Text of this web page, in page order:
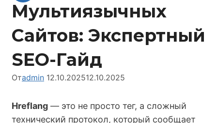
Мультиязычных
Сайтов: Экспертный
SEO-Гайд
Отadmin 12.10.202512.10.2025
Hreflang — это не просто тег, а сложный
технический протокол, который сообщает